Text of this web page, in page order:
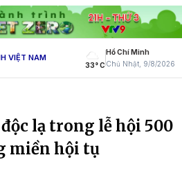
VIỆT NAM
33° C
Hồ Chí Minh
Chủ Nhật, 9/8/2026
lạ trong lễ hội 500
miền hội tụ